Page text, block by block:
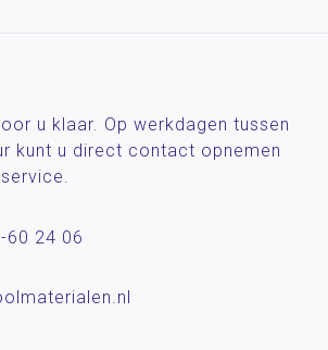
u klaar. Op werkdagen tussen
kunt u direct contact opnemen
60 24 06